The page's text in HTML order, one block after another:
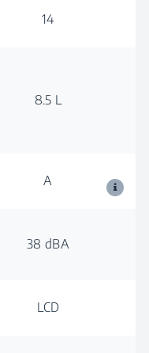
14
8.5 L
A
38 dBA
LCD